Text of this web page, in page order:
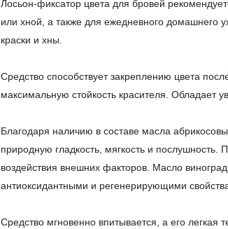
Лосьон-фиксатор цвета для бровей
или хной, а также для ежедневного домашнего
краски и хны.
Средство способствует закреплению цвета
максимальную стойкость красителя. Обладает
Благодаря наличию в составе масла
природную гладкость, мягкость и
воздействия внешних факторов. Масло
антиоксидантными и регенерирующими
Средство мгновенно впитывается, а его легкая